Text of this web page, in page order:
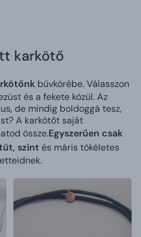
karkötő
bűvkörébe. Válasszon
és a fekete közül. Az
de mindig boldoggá tesz,
A karkötőt saját
össze.Egyszerűen csak
színt és máris tökéletes